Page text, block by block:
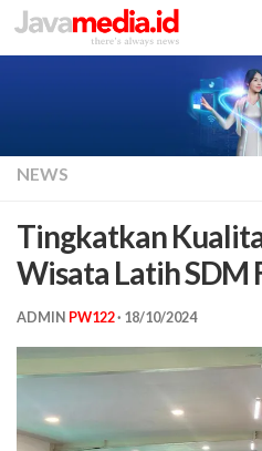
Skip to content
NEWS
Tingkatkan
Wisata Latih SDM
ADMIN PW122· 18/10/2024